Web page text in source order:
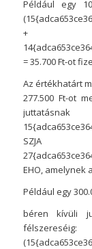
Például egy
+
= 35.700 Ft-ot
Az értékhatárt
277.500 Ft-ot
EHO, amelynek
Például egy
béren kívüli